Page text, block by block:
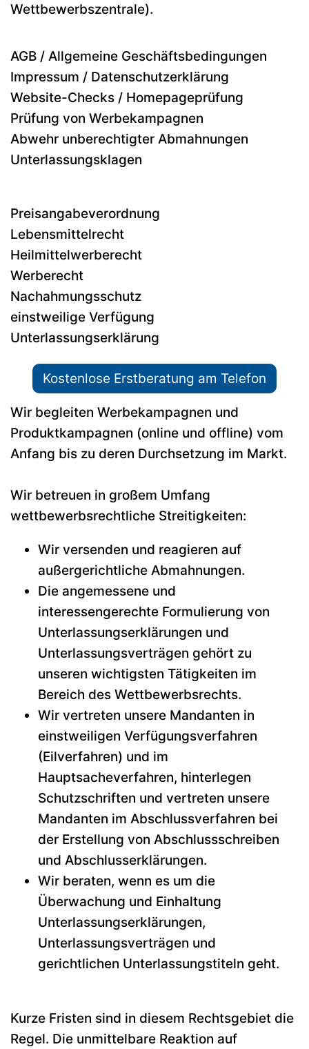
Wettbewerbszentrale).
AGB / Allgemeine Geschäftsbedingungen
Impressum / Datenschutzerklärung
Website-Checks / Homepageprüfung
Prüfung von Werbekampagnen
Abwehr unberechtigter Abmahnungen
Unterlassungsklagen
Preisangabeverordnung
Lebensmittelrecht
Heilmittelwerberecht
Werberecht
Nachahmungsschutz
einstweilige Verfügung
Unterlassungserklärung
Kostenlose Erstberatung am Telefon
Wir begleiten Werbekampagnen und
Produktkampagnen (online und offline) vom
Anfang bis zu deren Durchsetzung im Markt.
Wir betreuen in großem Umfang
wettbewerbsrechtliche Streitigkeiten:
Wir versenden und reagieren auf
außergerichtliche Abmahnungen.
Die angemessene und
interessengerechte Formulierung von
Unterlassungserklärungen und
Unterlassungsverträgen gehört zu
unseren wichtigsten Tätigkeiten im
Bereich des Wettbewerbsrechts.
Wir vertreten unsere Mandanten in
einstweiligen Verfügungsverfahren
(Eilverfahren) und im
Hauptsacheverfahren, hinterlegen
Schutzschriften und vertreten unsere
Mandanten im Abschlussverfahren bei
der Erstellung von Abschlussschreiben
und Abschlusserklärungen.
Wir beraten, wenn es um die
Überwachung und Einhaltung
Unterlassungserklärungen,
Unterlassungsverträgen und
gerichtlichen Unterlassungstiteln geht.
Kurze Fristen sind in diesem Rechtsgebiet die
Regel. Die unmittelbare Reaktion auf